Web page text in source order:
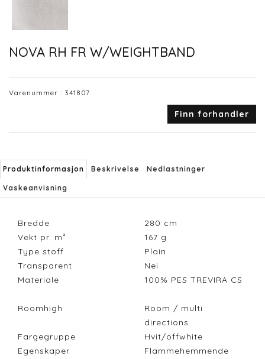
NOVA RH FR W/WEIGHTBAND
Varenummer : 341807
Finn forhandler
Produktinformasjon Beskrivelse Nedlastninger
Vaskeanvisning
Bredde 280 cm
Vekt pr. m²
167 g
Type stoff
Plain
Transparent
Nei
Materiale
100% PES TREVIRA CS
Roomhigh
Room / multi
directions
Fargegruppe
Hvit/offwhite
Egenskaper
Flammehemmende